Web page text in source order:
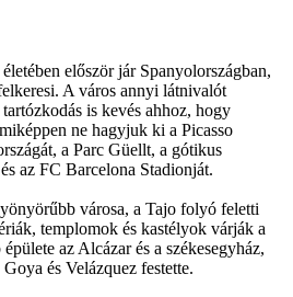
először jár Spanyolországban,
A város annyi látnivalót
is kevés ahhoz, hogy
ne hagyjuk ki a Picasso
a Parc Güellt, a gótikus
az FC Barcelona Stadionját.
városa, a Tajo folyó feletti
templomok és kastélyok várják a
az Alcázar és a székesegyház,
és Velázquez festette.